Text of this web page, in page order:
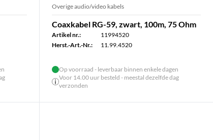
Overige audio/video kabels
Coaxkabel RG-59, zwart, 100m, 75 Ohm
Artikel nr.:
11994520
Herst.-Art.-Nr.:
11.99.4520
Op voorraad - leverbaar binnen enkele dagen
Voor 14.00 uur besteld - meestal dezelfde dag
verzonden